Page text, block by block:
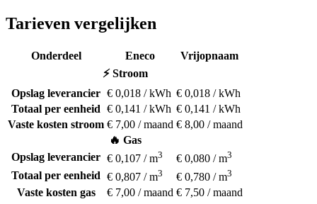
Tarieven vergelijken
Onderdeel Eneco
Vrijopnaam
⚡ Stroom
Opslag leverancier € 0,018 / kWh € 0,018 / kWh
Totaal per eenheid € 0,141 / kWh € 0,141 / kWh
Vaste kosten stroom € 7,00 / maand € 8,00 / maand
🔥 Gas
Opslag leverancier € 0,107 / m3 € 0,080 / m3
Totaal per eenheid € 0,807 / m3 € 0,780 / m3
Vaste kosten gas € 7,00 / maand € 7,50 / maand